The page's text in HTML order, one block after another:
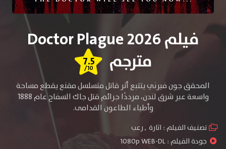
فيلم Doctor Plague 2026
مترجم
7.5
/10
المحقق جون فيرني يتتبع أثر قاتل متسلسل مقنع يقطع مساحة
واسعة عبر شرق لندن، مرددًا جرائم قتل جاك السفاح عام 1888
وأطباء الطاعون القدامى.
تصنيف الفيلم : اثارة ,رعب
جودة الفيلم :1080p WEB-DL